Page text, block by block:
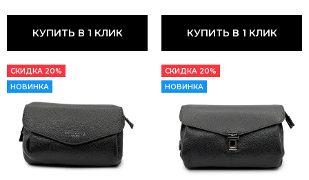
КУПИТЬ В 1 КЛИК КУПИТЬ В 1 КЛИК
СКИДКА 20%
НОВИНКА
СКИДКА 20%
НОВИНКА